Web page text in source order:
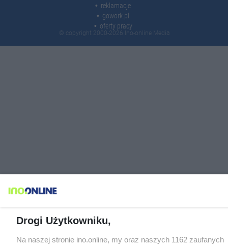
reklamacje
gowork.pl
oferty pracy
© copyright 2000-2026 Ino-online Media
Drogi Użytkowniku,
Na naszej stronie ino.online, my oraz naszych 1162 zaufanych